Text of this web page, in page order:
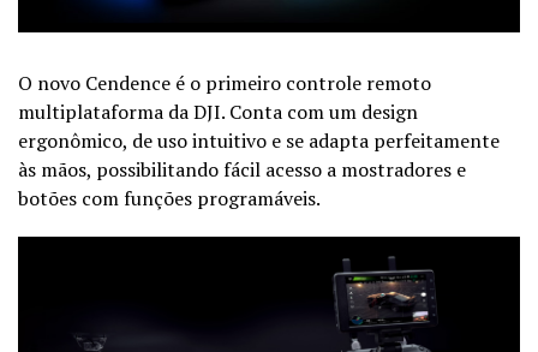
O novo Cendence é o primeiro controle remoto
multiplataforma da DJI. Conta com um design
ergonômico, de uso intuitivo e se adapta perfeitamente
às mãos, possibilitando fácil acesso a mostradores e
botões com funções programáveis.